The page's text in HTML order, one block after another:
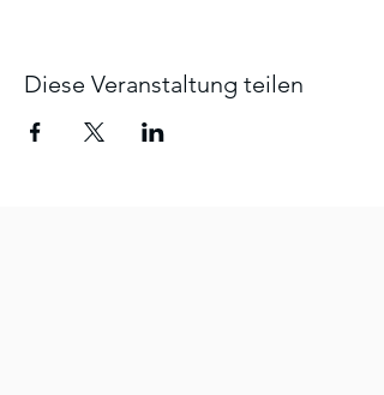
Diese Veranstaltung teilen